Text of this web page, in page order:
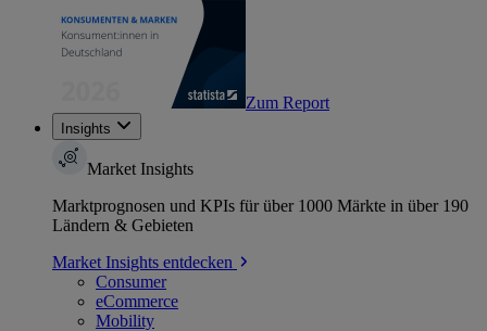
Zum Report
Insights
Market Insights
Marktprognosen und KPIs für über 1000 Märkte in über 190
Ländern & Gebieten
Market Insights entdecken
Consumer
eCommerce
Mobility